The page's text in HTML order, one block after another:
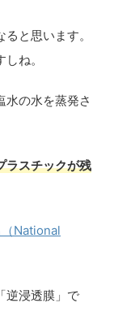
と思います。
ね。
水の水を蒸発さ
ラスチックが残
National
逆浸透膜」で